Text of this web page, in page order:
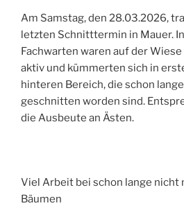
Am Samstag, den 28.03.2026,
letzten Schnitttermin in Mauer.
Fachwarten waren auf der Wiese
aktiv und kümmerten sich in
hinteren Bereich, die schon
geschnitten worden sind.
die Ausbeute an Ästen.
Viel Arbeit bei schon lange
Bäumen